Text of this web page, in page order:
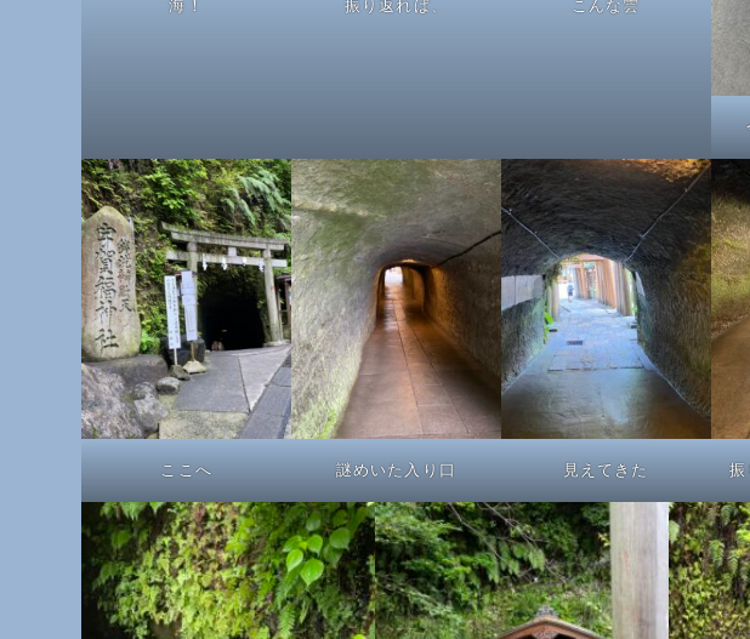
海！ 振り返れば、 こんな雲
ここへ 謎めいた入り口 見えてきた 振